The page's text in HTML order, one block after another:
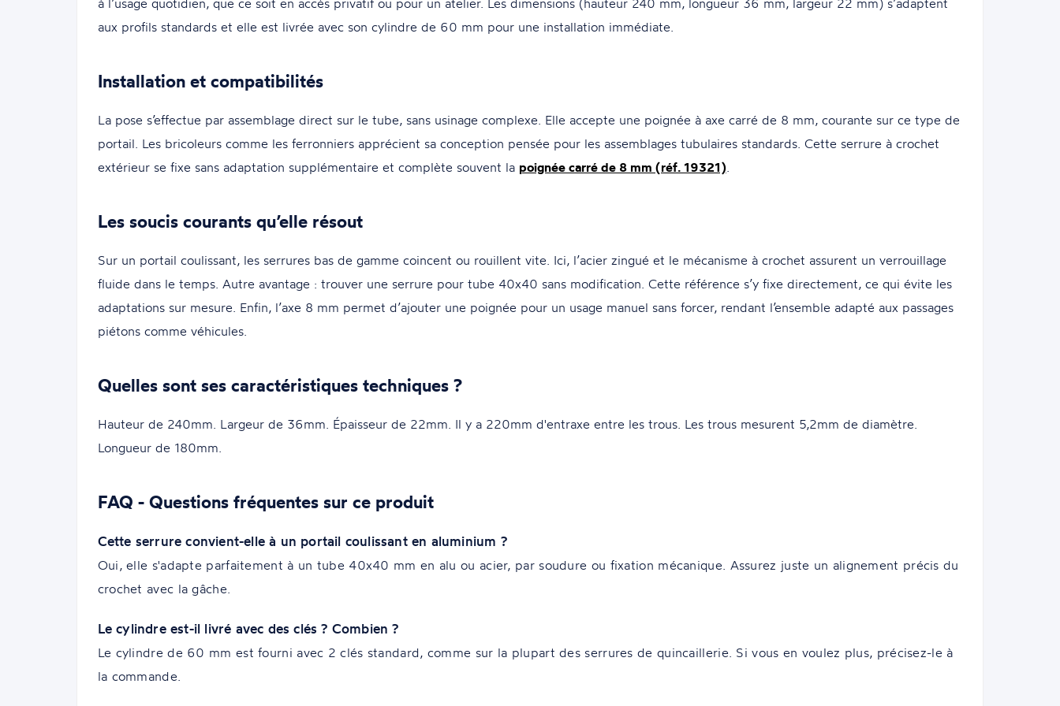
aux profils standards et elle est livrée avec son cylindre de 60 mm pour une installation immédiate.
Installation et compatibilités
La pose s’effectue par assemblage direct sur le tube, sans usinage complexe. Elle accepte une poignée à axe carré de 8 mm, courante sur ce type de
portail. Les bricoleurs comme les ferronniers apprécient sa conception pensée pour les assemblages tubulaires standards. Cette serrure à crochet
extérieur se fixe sans adaptation supplémentaire et complète souvent la poignée carré de 8 mm (réf. 19321).
Les soucis courants qu’elle résout
Sur un portail coulissant, les serrures bas de gamme coincent ou rouillent vite. Ici, l’acier zingué et le mécanisme à crochet assurent un verrouillage
fluide dans le temps. Autre avantage : trouver une serrure pour tube 40x40 sans modification. Cette référence s’y fixe directement, ce qui évite les
adaptations sur mesure. Enfin, l’axe 8 mm permet d’ajouter une poignée pour un usage manuel sans forcer, rendant l’ensemble adapté aux passages
piétons comme véhicules.
Quelles sont ses caractéristiques techniques ?
Hauteur de 240mm. Largeur de 36mm. Épaisseur de 22mm. Il y a 220mm d'entraxe entre les trous. Les trous mesurent 5,2mm de diamètre.
Longueur de 180mm.
FAQ - Questions fréquentes sur ce produit
Cette serrure convient-elle à un portail coulissant en aluminium ?
Oui, elle s'adapte parfaitement à un tube 40x40 mm en alu ou acier, par soudure ou fixation mécanique. Assurez juste un alignement précis du
crochet avec la gâche.
Le cylindre est-il livré avec des clés ? Combien ?
Le cylindre de 60 mm est fourni avec 2 clés standard, comme sur la plupart des serrures de quincaillerie. Si vous en voulez plus, précisez-le à
la commande.